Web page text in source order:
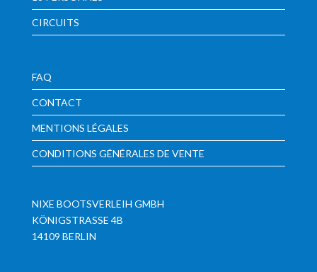
CIRCUITS
FAQ
CONTACT
MENTIONS LÉGALES
CONDITIONS GÉNÉRALES DE VENTE
NIXE BOOTSVERLEIH GMBH
KÖNIGSTRASSE 4B
14109 BERLIN